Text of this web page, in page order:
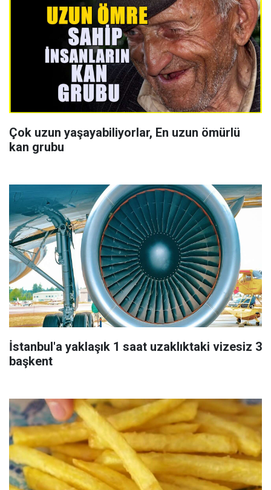
Çok uzun yaşayabiliyorlar, En uzun ömürlü
kan grubu
İstanbul'a yaklaşık 1 saat uzaklıktaki vizesiz 3
başkent